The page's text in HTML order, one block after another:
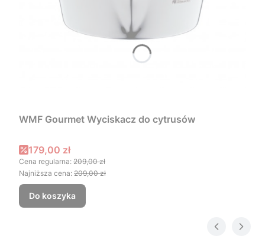
WMF Gourmet Wyciskacz do cytrusów
Cena promocyjna
179,00 zł
Cena regularna: 209,00 zł
Najniższa cena: 209,00 zł
Do koszyka